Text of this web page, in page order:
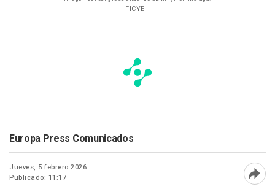
- FICYE
Europa Press Comunicados
Jueves, 5 febrero 2026
Publicado: 11:17